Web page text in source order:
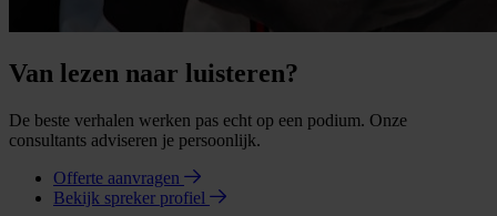
Van lezen naar luisteren?
De beste verhalen werken pas echt op een podium. Onze
consultants adviseren je persoonlijk.
Offerte aanvragen
Bekijk spreker profiel